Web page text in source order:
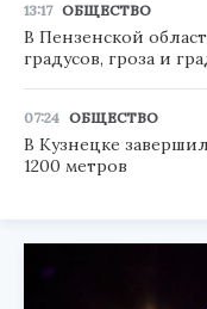
13:17 ОБЩЕСТВО
В Пензенской
градусов, гроза и
07:24 ОБЩЕСТВО
В Кузнецке
1200 метров